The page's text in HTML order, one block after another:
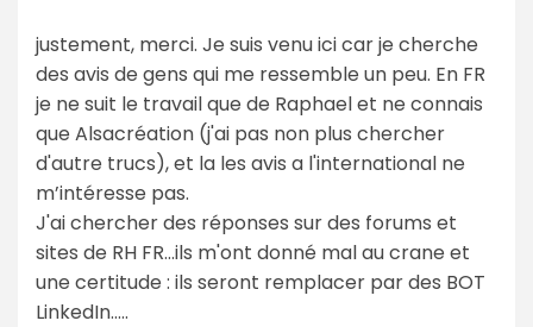
justement, merci. Je suis venu ici car je cherche
des avis de gens qui me ressemble un peu. En FR
je ne suit le travail que de Raphael et ne connais
que Alsacréation (j'ai pas non plus chercher
d'autre trucs), et la les avis a l'international ne
m’intéresse pas.
J'ai chercher des réponses sur des forums et
sites de RH FR...ils m'ont donné mal au crane et
une certitude : ils seront remplacer par des BOT
LinkedIn.....